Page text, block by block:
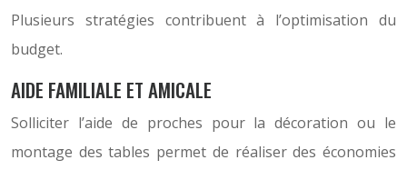
Plusieurs stratégies contribuent à l’optimisation du
budget.
AIDE FAMILIALE ET AMICALE
Solliciter l’aide de proches pour la décoration ou le
montage des tables permet de réaliser des économies